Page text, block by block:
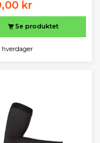
kr
Se produktet
hverdager